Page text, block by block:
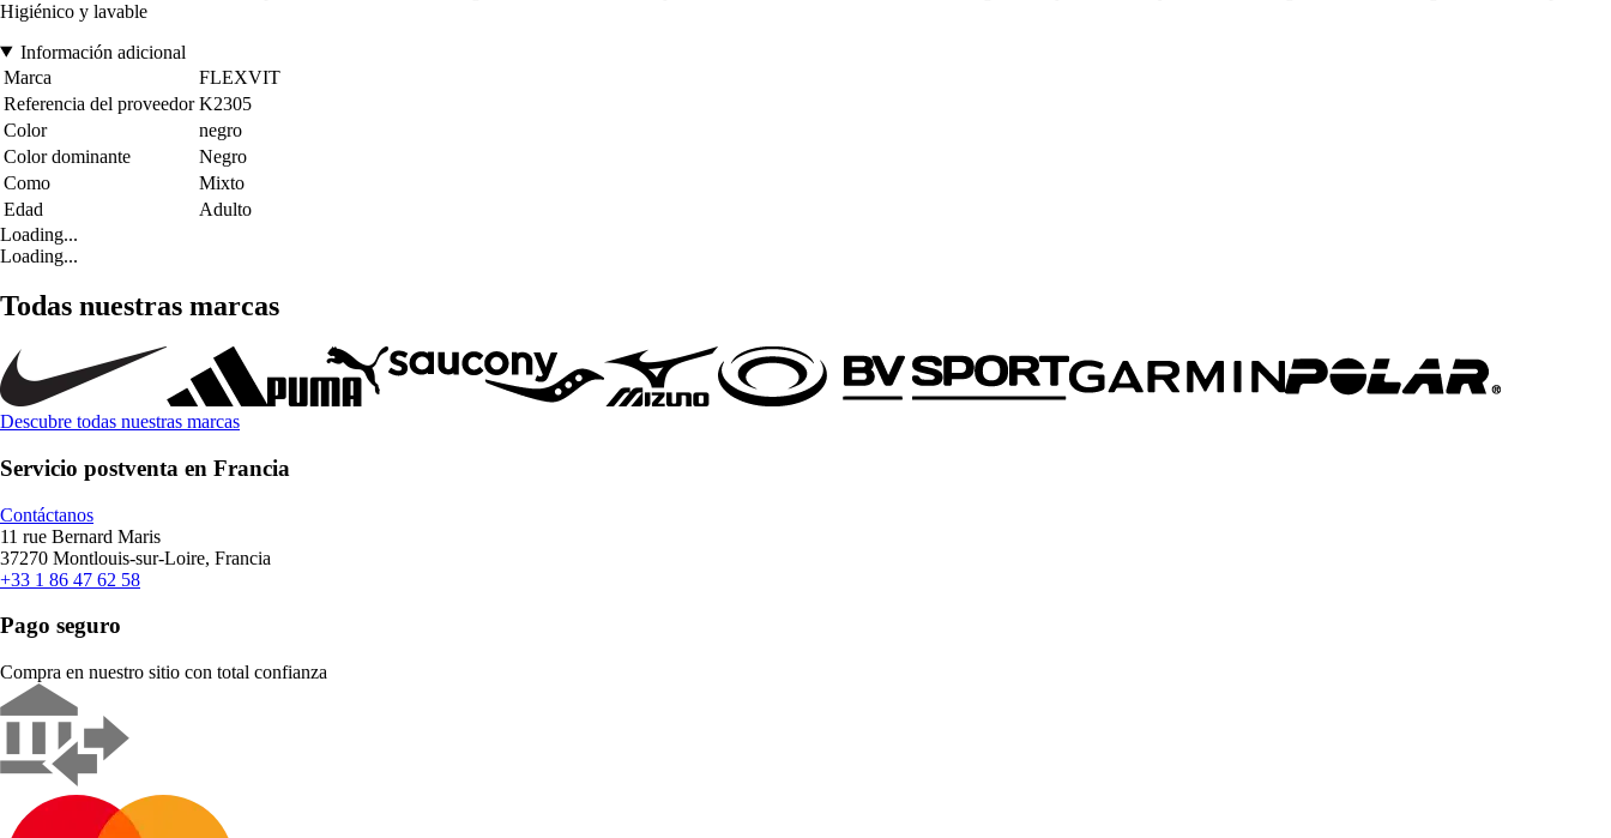
Higiénico y lavable
Información adicional
Marca
FLEXVIT
Referencia del proveedor K2305
Color
negro
Color dominante
Negro
Como
Mixto
Edad
Adulto
Loading...
Loading...
Todas nuestras marcas
Descubre todas nuestras marcas
Servicio postventa en Francia
Contáctanos
11 rue Bernard Maris
37270 Montlouis-sur-Loire, Francia
+33 1 86 47 62 58
Pago seguro
Compra en nuestro sitio con total confianza